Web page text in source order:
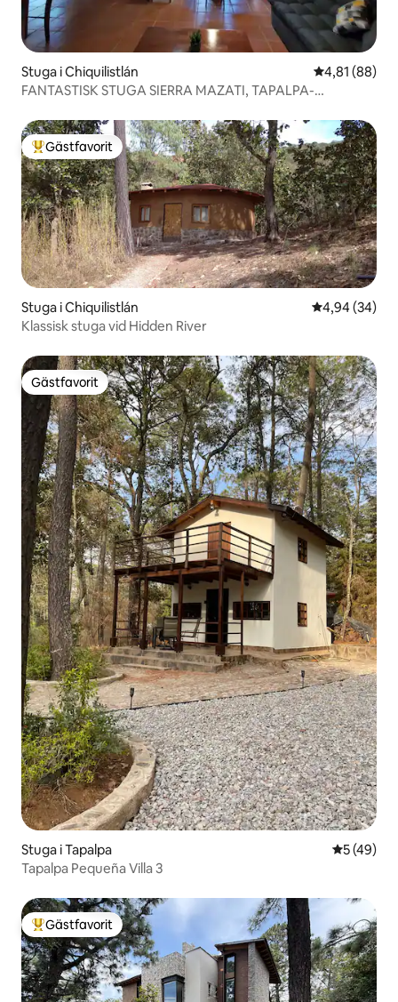
Stuga i Chiquilistlán 4,81 av 5 i
4,81 (88)
FANTASTISK STUGA SIERRA MAZATI, TAPALPA-
Populär gästfavorit
Gästfavorit
Stuga i Chiquilistlán 4,94 av 5 i
4,94 (34)
Klassisk stuga vid Hidden River
Gästfavorit
Gästfavorit
Stuga i Tapalpa 5 av 5 i
5 (49)
Tapalpa Pequeña Villa 3
Populär gästfavorit
Gästfavorit